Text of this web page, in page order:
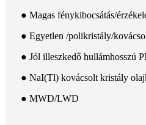
● Magas fénykibocsátás/
● Egyetlen /polikristály/
● Jól illeszkedő hullámhosszú
● NaI(Tl) kovácsolt kristály
● MWD/LWD